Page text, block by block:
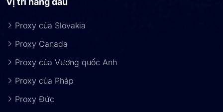
Proxy của Slovakia
Proxy Canada
Proxy của Vương quốc Anh
Proxy của Pháp
Proxy Đức